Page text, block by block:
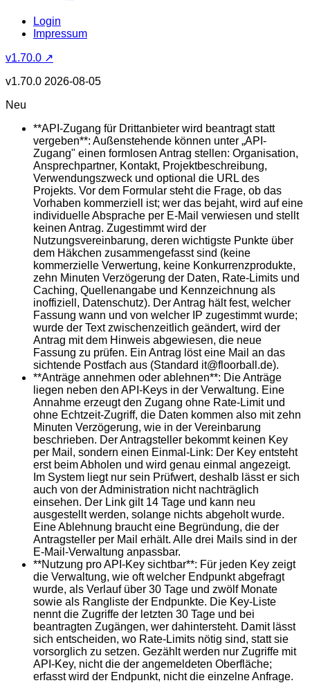
Login
Impressum
v1.70.0 ↗
v1.70.0 2026-08-05
Neu
**API-Zugang für Drittanbieter wird beantragt statt
vergeben**: Außenstehende können unter „API-
Zugang" einen formlosen Antrag stellen: Organisation,
Ansprechpartner, Kontakt, Projektbeschreibung,
Verwendungszweck und optional die URL des
Projekts. Vor dem Formular steht die Frage, ob das
Vorhaben kommerziell ist; wer das bejaht, wird auf eine
individuelle Absprache per E-Mail verwiesen und stellt
keinen Antrag. Zugestimmt wird der
Nutzungsvereinbarung, deren wichtigste Punkte über
dem Häkchen zusammengefasst sind (keine
kommerzielle Verwertung, keine Konkurrenzprodukte,
zehn Minuten Verzögerung der Daten, Rate-Limits und
Caching, Quellenangabe und Kennzeichnung als
inoffiziell, Datenschutz). Der Antrag hält fest, welcher
Fassung wann und von welcher IP zugestimmt wurde;
wurde der Text zwischenzeitlich geändert, wird der
Antrag mit dem Hinweis abgewiesen, die neue
Fassung zu prüfen. Ein Antrag löst eine Mail an das
sichtende Postfach aus (Standard it@floorball.de).
**Anträge annehmen oder ablehnen**: Die Anträge
liegen neben den API-Keys in der Verwaltung. Eine
Annahme erzeugt den Zugang ohne Rate-Limit und
ohne Echtzeit-Zugriff, die Daten kommen also mit zehn
Minuten Verzögerung, wie in der Vereinbarung
beschrieben. Der Antragsteller bekommt keinen Key
per Mail, sondern einen Einmal-Link: Der Key entsteht
erst beim Abholen und wird genau einmal angezeigt.
Im System liegt nur sein Prüfwert, deshalb lässt er sich
auch von der Administration nicht nachträglich
einsehen. Der Link gilt 14 Tage und kann neu
ausgestellt werden, solange nichts abgeholt wurde.
Eine Ablehnung braucht eine Begründung, die der
Antragsteller per Mail erhält. Alle drei Mails sind in der
E-Mail-Verwaltung anpassbar.
**Nutzung pro API-Key sichtbar**: Für jeden Key zeigt
die Verwaltung, wie oft welcher Endpunkt abgefragt
wurde, als Verlauf über 30 Tage und zwölf Monate
sowie als Rangliste der Endpunkte. Die Key-Liste
nennt die Zugriffe der letzten 30 Tage und bei
beantragten Zugängen, wer dahintersteht. Damit lässt
sich entscheiden, wo Rate-Limits nötig sind, statt sie
vorsorglich zu setzen. Gezählt werden nur Zugriffe mit
API-Key, nicht die der angemeldeten Oberfläche;
erfasst wird der Endpunkt, nicht die einzelne Anfrage.